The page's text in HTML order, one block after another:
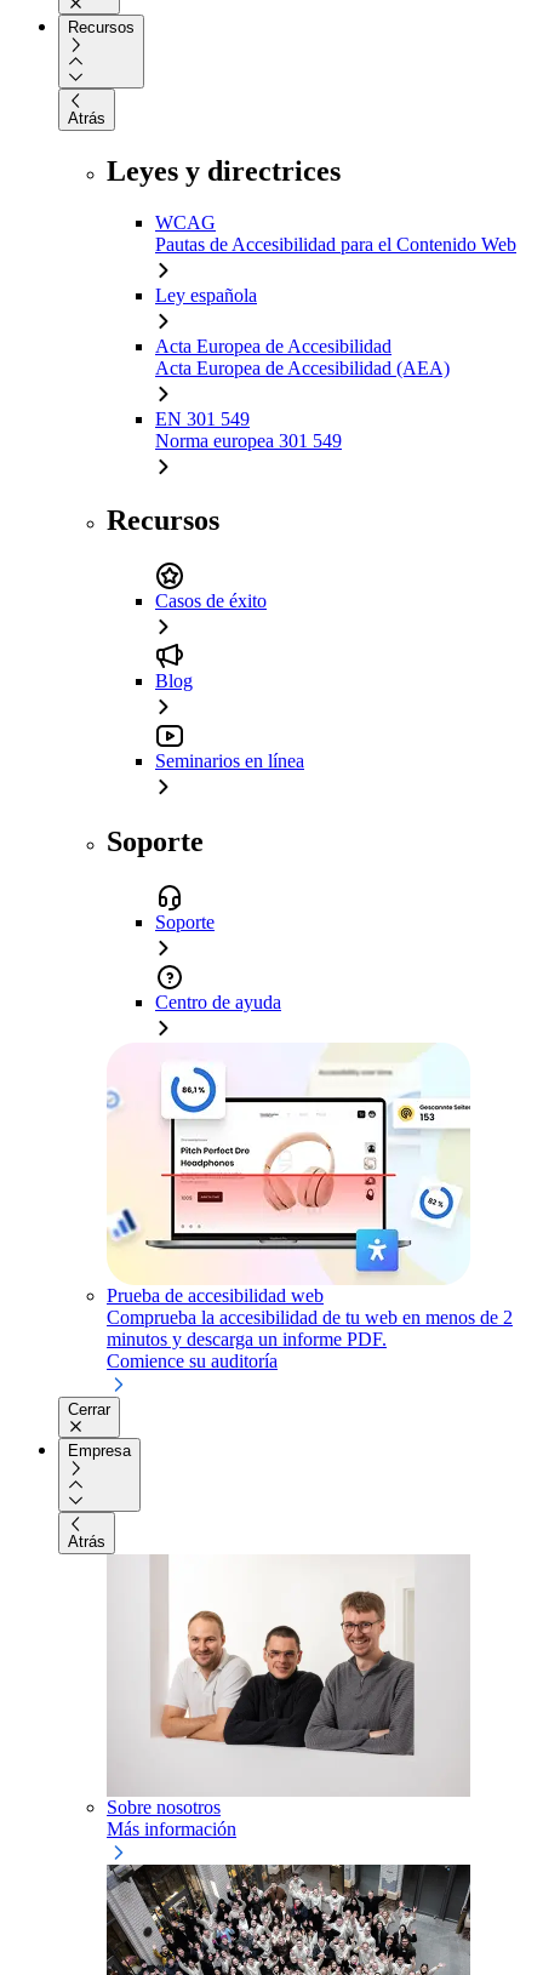
Recursos
Atrás
Leyes y directrices
WCAG
Pautas de Accesibilidad para el Contenido Web
Ley española
Acta Europea de Accesibilidad
Acta Europea de Accesibilidad (AEA)
EN 301 549
Norma europea 301 549
Recursos
Casos de éxito
Blog
Seminarios en línea
Soporte
Soporte
Centro de ayuda
Prueba de accesibilidad web
Comprueba la accesibilidad de tu web en menos de 2
minutos y descarga un informe PDF.
Comience su auditoría
Cerrar
Empresa
Atrás
Sobre nosotros
Más información